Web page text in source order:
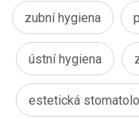
zubní hygiena
ústní hygiena
estetická